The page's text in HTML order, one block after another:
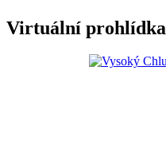
Virtuální prohlídka